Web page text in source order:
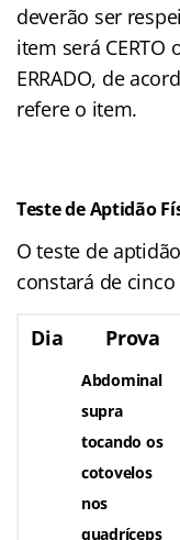
deverão ser
item será CERTO
ERRADO, de
refere o item.
Teste de Aptidão
O teste de
constará de
Dia Prova
Abdominal
supra
tocando os
cotovelos
nos
quadríceps